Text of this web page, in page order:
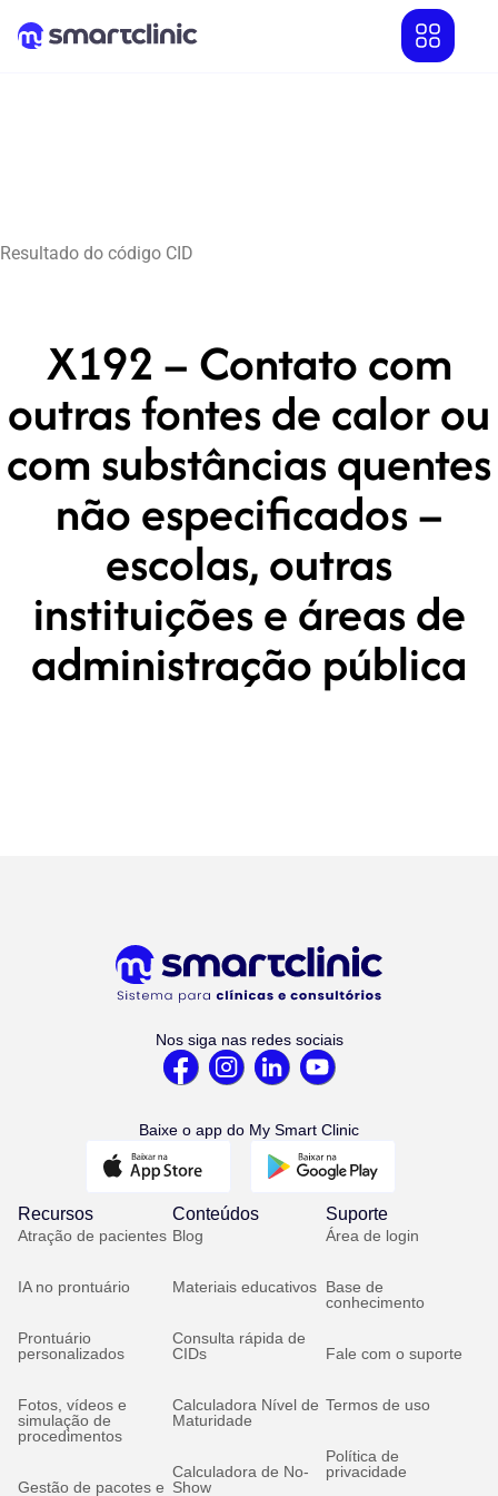
Resultado do código CID
X192 – Contato com
outras fontes de calor ou
com substâncias quentes
não especificados –
escolas, outras
instituições e áreas de
administração pública
Nos siga nas redes sociais
Baixe o app do My Smart Clinic
Recursos
Atração de pacientes
IA no prontuário
Prontuário
personalizados
Fotos, vídeos e
simulação de
procedimentos
Gestão de pacotes e
Conteúdos
Blog
Materiais educativos
Consulta rápida de
CIDs
Calculadora Nível de
Maturidade
Calculadora de No-
Show
Suporte
Área de login
Base de
conhecimento
Fale com o suporte
Termos de uso
Política de
privacidade